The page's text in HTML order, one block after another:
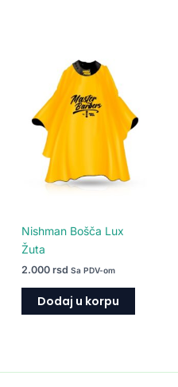
Nishman Bošča Lux
Žuta
2.000 rsd Sa PDV-om
Dodaj u korpu